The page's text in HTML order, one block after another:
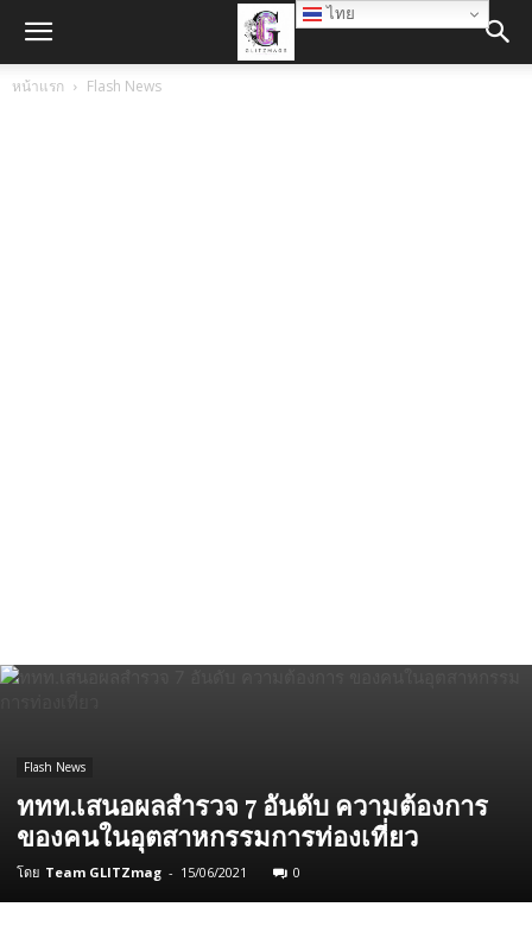
หน้าแรก Flash News
Flash News
ททท.เสนอผลสำรวจ 7 อันดับ ความต้องการ
ของคนในอุตสาหกรรมการท่องเที่ยว
โดย Team GLITZmag - 15/06/2021 0
ไทย